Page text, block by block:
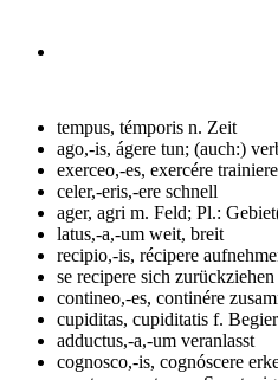
tempus, témporis n. Zeit
ago,-is, ágere tun; (auch:)
exerceo,-es, exercére
celer,-eris,-ere schnell
ager, agri m. Feld; Pl.:
latus,-a,-um weit, breit
recipio,-is, récipere
se recipere sich zurückziehen
contineo,-es, continére
cupiditas, cupiditatis f.
adductus,-a,-um veranlasst
cognosco,-is, cognóscere